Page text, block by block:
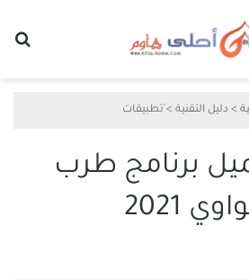
> دليل التقنية > َتطبيقات
برنامج طرب
2021